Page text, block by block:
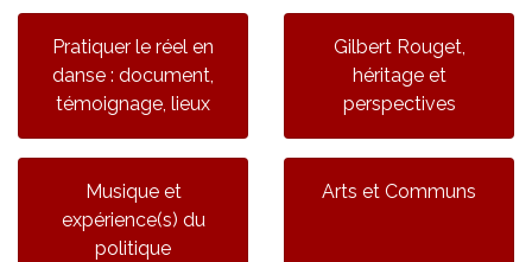
Pratiquer le réel en
danse : document,
témoignage, lieux
Gilbert Rouget,
héritage et
perspectives
Musique et
expérience(s) du
politique
Arts et Communs